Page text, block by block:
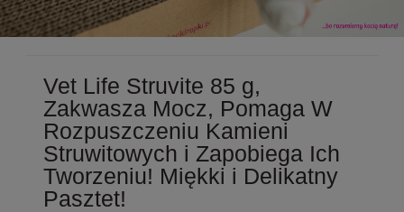
Vet Life Struvite 85 g,
Zakwasza Mocz, Pomaga W
Rozpuszczeniu Kamieni
Struwitowych i Zapobiega Ich
Tworzeniu! Miękki i Delikatny
Pasztet!